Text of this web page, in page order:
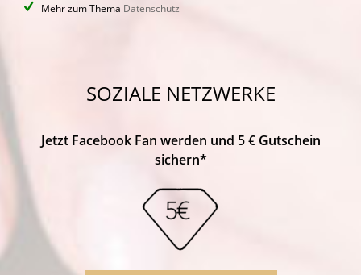
Mehr zum Thema Datenschutz
SOZIALE NETZWERKE
Jetzt Facebook Fan werden und 5 € Gutschein
sichern*